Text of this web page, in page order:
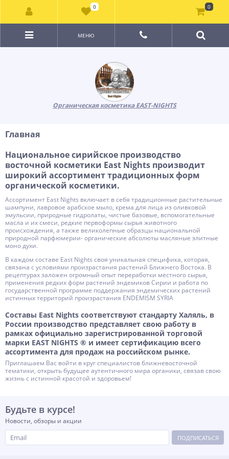
Органическая косметика EAST-NIGHTS
МЕНЮ
Главная
Национальное сирийское производство
восточной косметики East Nights производит
широкий ассортимент традиционных форм
органической косметики.
Ассортимент East Nights включает в себя традиционные растительные
шампуни, лавровое арабское мыло, крема для лица из оливковой
эмульсии, природные гидролаты, чистые базовые, вспомогательные
масла и их смеси, редкие первоформы сырья животного
происхождения, а также великолепные образцы национальной
природной парфюмерии- органические абсолюты масляные элитные
моно духи.
В каждом составе East Nights своя уникальная специфика, которая,
связана с условиями произрастания растений Ближнего Востока. В
рецептурах заложен огромный опыт переработки местного сырья,
применения редких форм растений эндемиков Сирии и работа по
государственной программе поддержания эндемических растений
истинных территорий произрастания ENDEMISM SYRIA
Составы East Nights соответствуют стандарту Халяль, в
России производство представляет свою работу в
рамках официально зарегистрированной торговой
марки EAST NIGHTS ® и имеет сертификацию всего
ассортимента для продаж на российском рынке.
Приглашаем Вас войти в круг специалистов ближневосточной
тематики, открыть будущее аутентичного мира органики, связав свою
жизнь с истинной красотой и здоровьем!
Будьте в курсе!
Новости, обзоры и акции
ПОДПИСАТЬСЯ
0 0